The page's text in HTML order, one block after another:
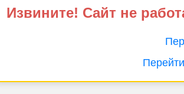
Извините! Сайт не